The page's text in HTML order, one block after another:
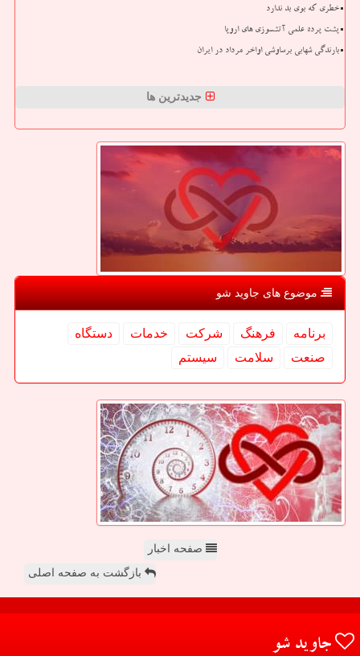
خطری که بوی بد ندارد
پشت پرده علمی آتشسوزی های اروپا
بارندگی شهابی برساوشی اواخر مرداد در ایران
جدیدترین ها
موضوع های جاوید شو
برنامه فرهنگ شركت خدمات
دستگاه
صنعت
سلامت سیستم
صفحه اخبار
بازگشت به صفحه اصلی
جاوید شو